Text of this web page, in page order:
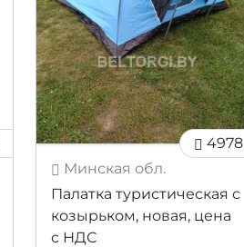
4978
Минская обл.
Палатка туристическая с
козырьком, новая, цена
с НДС